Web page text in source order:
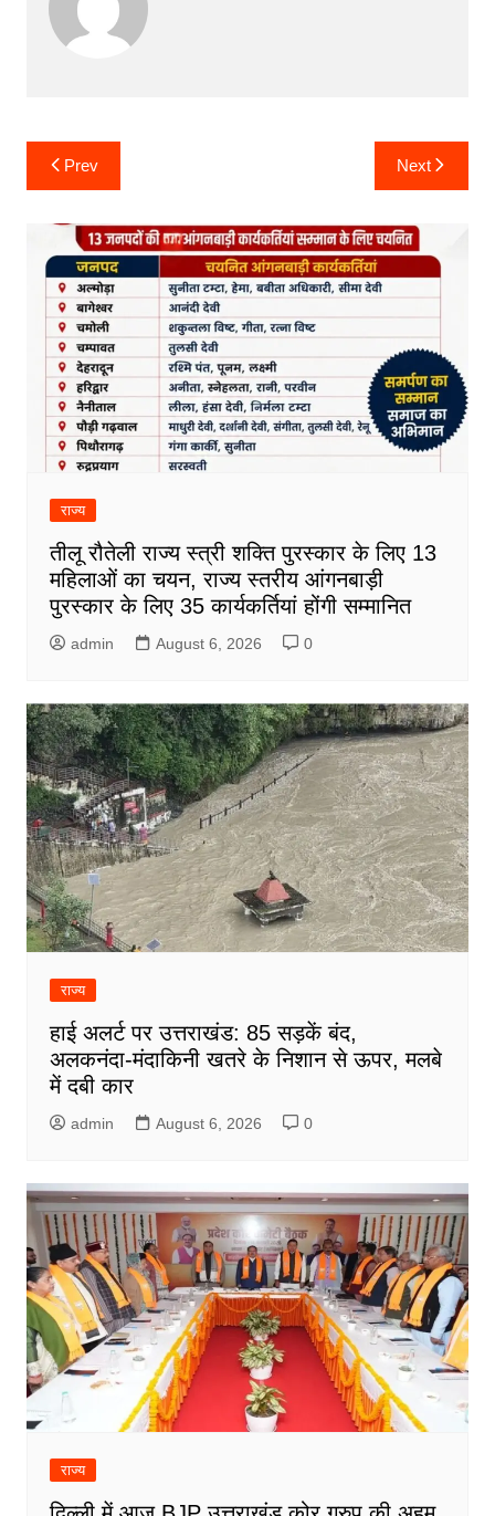
Post
navigation
Prev Next
राज्य
तीलू रौतेली राज्य स्त्री शक्ति पुरस्कार के लिए 13
महिलाओं का चयन, राज्य स्तरीय आंगनबाड़ी
पुरस्कार के लिए 35 कार्यकर्तियां होंगी सम्मानित
admin August 6, 2026 0
राज्य
हाई अलर्ट पर उत्तराखंड: 85 सड़कें बंद,
अलकनंदा-मंदाकिनी खतरे के निशान से ऊपर, मलबे
में दबी कार
admin August 6, 2026 0
राज्य